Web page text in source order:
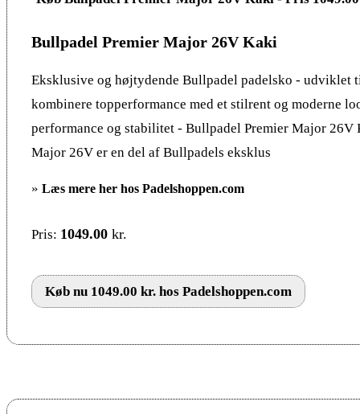
Bullpadel Premier Major 26V Kaki
Eksklusive og højtydende Bullpadel padelsko - udviklet
kombinere topperformance med et stilrent og moderne
performance og stabilitet - Bullpadel Premier Major 26V
Major 26V er en del af Bullpadels eksklus
» Læs mere her hos Padelshoppen.com
Pris: 1049.00 kr.
Køb nu 1049.00 kr. hos Padelshoppen.com